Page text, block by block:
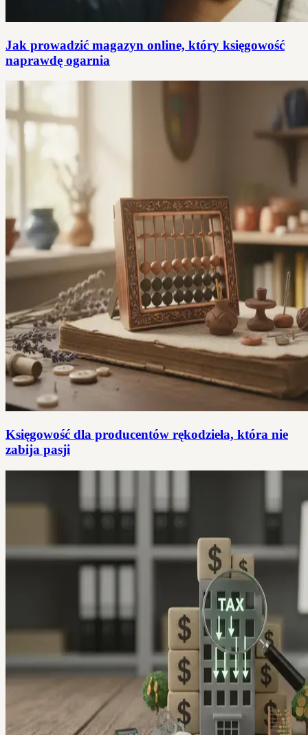
Jak prowadzić magazyn online, który księgowość
naprawdę ogarnia
Księgowość dla producentów rękodzieła, która nie
zabija pasji